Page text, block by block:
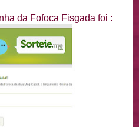
da Fofoca Fisgada foi :